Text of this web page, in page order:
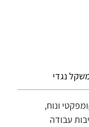
נגדי
ונוח,
עבודה